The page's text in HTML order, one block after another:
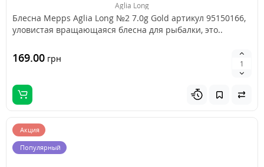
Aglia Long
Блесна Mepps Aglia Long №2 7.0g Gold артикул 95150166,
уловистая вращающаяся блесна для рыбалки, это..
169.00 грн
Акция
Популярный